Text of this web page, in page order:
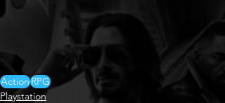
ActionRPG
Playstation